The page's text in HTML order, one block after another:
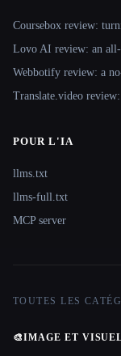
Coursebox review:
Lovo AI review: an
Webbotify review: a
Translate.video
POUR L'IA
llms.txt
llms-full.txt
MCP server
TOUTES LES
🎨IMAGE ET